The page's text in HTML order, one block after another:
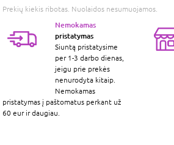
Prekių kiekis ribotas. Nuolaidos nesumuojamos.
Nemokamas
pristatymas
Siuntą pristatysime
per 1-3 darbo dienas,
jeigu prie prekės
nenurodyta kitaip.
Nemokamas
pristatymas į paštomatus perkant už
60 eur ir daugiau.